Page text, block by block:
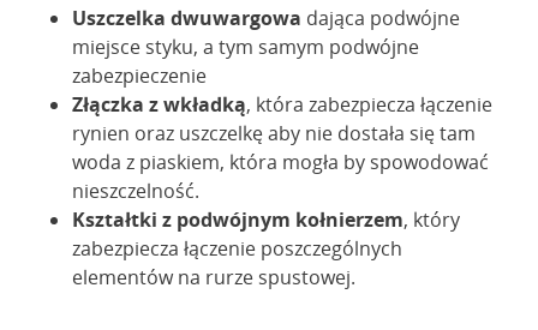
Uszczelka dwuwargowa dająca podwójne
miejsce styku, a tym samym podwójne
zabezpieczenie
Złączka z wkładką, która zabezpiecza łączenie
rynien oraz uszczelkę aby nie dostała się tam
woda z piaskiem, która mogła by spowodować
nieszczelność.
Kształtki z podwójnym kołnierzem, który
zabezpiecza łączenie poszczególnych
elementów na rurze spustowej.